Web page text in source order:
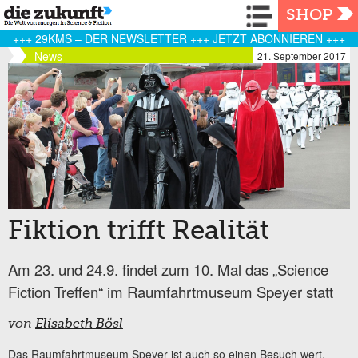
Navigation
SHOP
+++ 29KMS – DER NEWSLETTER +++ JETZT ABONNIEREN +++
News
21. September 2017
Fiktion trifft Realität
Am 23. und 24.9. findet zum 10. Mal das „Science
Fiction Treffen“ im Raumfahrtmuseum Speyer statt
von Elisabeth Bösl
Das Raumfahrtmuseum Speyer ist auch so einen Besuch wert,